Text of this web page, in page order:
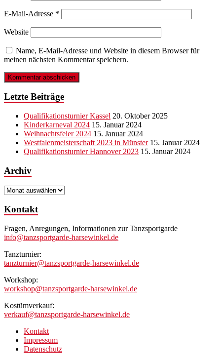
E-Mail-Adresse *
Website
Name, E-Mail-Adresse und Website in diesem Browser für
meinen nächsten Kommentar speichern.
Letzte Beiträge
Qualifikationsturnier Kassel 20. Oktober 2025
Kinderkarneval 2024 15. Januar 2024
Weihnachtsfeier 2024 15. Januar 2024
Westfalenmeisterschaft 2023 in Münster 15. Januar 2024
Qualifikationsturnier Hannover 2023 15. Januar 2024
Archiv
Archiv
Kontakt
Fragen, Anregungen, Informationen zur Tanzsportgarde
info@tanzsportgarde-harsewinkel.de
Tanzturnier:
tanzturnier@tanzsportgarde-harsewinkel.de
Workshop:
workshop@tanzsportgarde-harsewinkel.de
Kostümverkauf:
verkauf@tanzsportgarde-harsewinkel.de
Kontakt
Impressum
Datenschutz